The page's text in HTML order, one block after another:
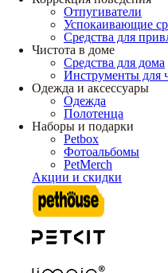
Отпугиватели
Успокаивающие
Средства для
Чистота в доме
Средства для дома
Инструменты для
Одежда и аксессуары
Одежда
Полотенца
Наборы и подарки
Petbox
Фотоальбомы
PetMerch
Акции и скидки